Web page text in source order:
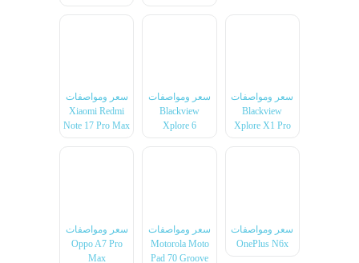
سعر ومواصفات
Blackview
Xplore X1 Pro
سعر ومواصفات
Blackview
Xplore 6
سعر ومواصفات
Xiaomi Redmi
Note 17 Pro Max
سعر ومواصفات
OnePlus N6x
سعر ومواصفات
Motorola Moto
Pad 70 Groove
سعر ومواصفات
Oppo A7 Pro
Max